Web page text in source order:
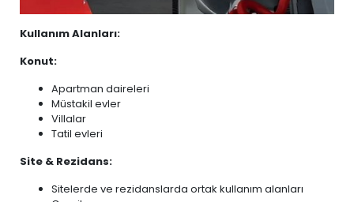
Kullanım Alanları:
Konut:
Apartman daireleri
Müstakil evler
Villalar
Tatil evleri
Site & Rezidans:
Sitelerde ve rezidanslarda ortak kullanım alanları